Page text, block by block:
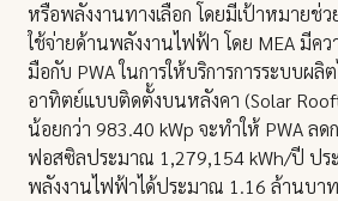
หรือพลังงานทางเลือก โดยมีเป้าหมายช่
ใช้จ่ายด้านพลังงานไฟฟ้า โดย MEA มีค
มือกับ PWA ในการให้บริการการระบบผ
อาทิตย์แบบติดตั้งบนหลังคา (Solar
น้อยกว่า 983.40 kWp จะทำให้ PWA ลด
ฟอสซิลประมาณ 1,279,154 kWh/ปี ปร
พลังงานไฟฟ้าได้ประมาณ 1.16 ล้านบา